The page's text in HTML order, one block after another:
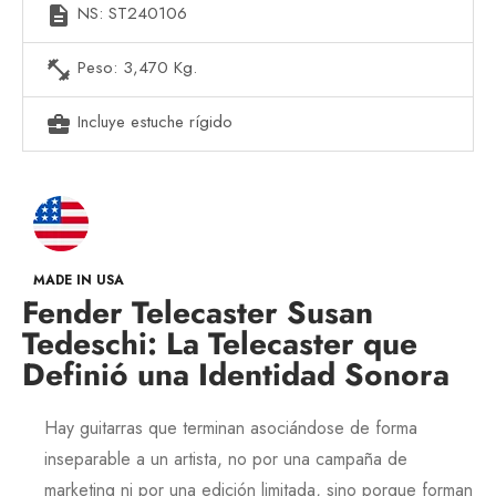
description NS: ST240106
fitness_center Peso: 3,470 Kg.
business_center Incluye estuche rígido
MADE IN USA
Fender Telecaster Susan
Tedeschi: La Telecaster que
Definió una Identidad Sonora
Hay guitarras que terminan asociándose de forma
inseparable a un artista, no por una campaña de
marketing ni por una edición limitada, sino porque forman